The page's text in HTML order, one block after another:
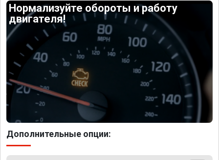
Нормализуйте обороты и работу
двигателя!
Дополнительные опции: